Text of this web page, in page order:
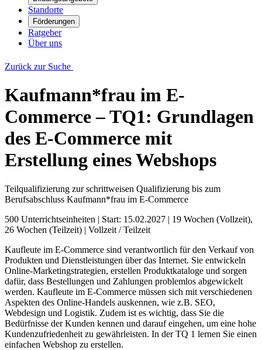
Standorte
Förderungen
Ratgeber
Über uns
Zurück zur Suche
Kaufmann*frau im E-
Commerce – TQ1: Grundlagen
des E-Commerce mit
Erstellung eines Webshops
Teilqualifizierung zur schrittweisen Qualifizierung bis zum
Berufsabschluss Kaufmann*frau im E-Commerce
500 Unterrichtseinheiten | Start: 15.02.2027 | 19 Wochen (Vollzeit),
26 Wochen (Teilzeit) | Vollzeit / Teilzeit
Kaufleute im E-Commerce sind verantwortlich für den Verkauf von
Produkten und Dienstleistungen über das Internet. Sie entwickeln
Online-Marketingstrategien, erstellen Produktkataloge und sorgen
dafür, dass Bestellungen und Zahlungen problemlos abgewickelt
werden. Kaufleute im E-Commerce müssen sich mit verschiedenen
Aspekten des Online-Handels auskennen, wie z.B. SEO,
Webdesign und Logistik. Zudem ist es wichtig, dass Sie die
Bedürfnisse der Kunden kennen und darauf eingehen, um eine hohe
Kundenzufriedenheit zu gewährleisten. In der TQ 1 lernen Sie einen
einfachen Webshop zu erstellen.